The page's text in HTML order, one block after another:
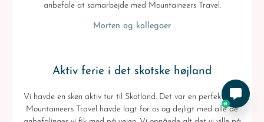
anbefale at samarbejde med Mountaineers Travel.
Morten og kollegaer
Aktiv ferie i det skotske højland
Vi havde en skøn aktiv tur til Skotland. Det var en perfekt rute
Mountaineers Travel havde lagt for os og dejligt med alle de